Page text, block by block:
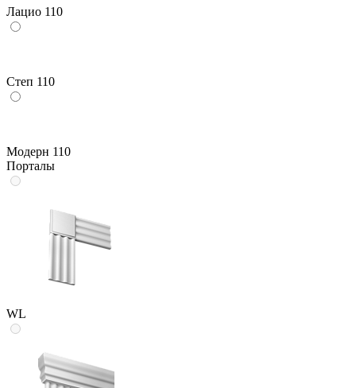
Лацио 110
Степ 110
Модерн 110
Порталы
WL